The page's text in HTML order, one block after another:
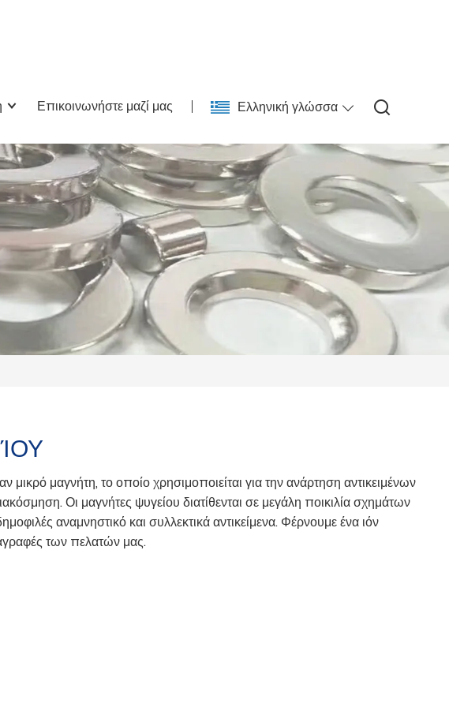
Ελληνική γλώσσα
Επικοινωνήστε μαζί μας
μαγνήτη, το οποίο χρησιμοποιείται για την ανάρτηση αντικειμένων
Οι μαγνήτες ψυγείου διατίθενται σε μεγάλη ποικιλία σχημάτων
αναμνηστικό και συλλεκτικά αντικείμενα. Φέρνουμε ένα ιόν
των πελατών μας.